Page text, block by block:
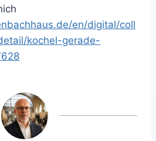
en/digital/coll
kochel-gerade-